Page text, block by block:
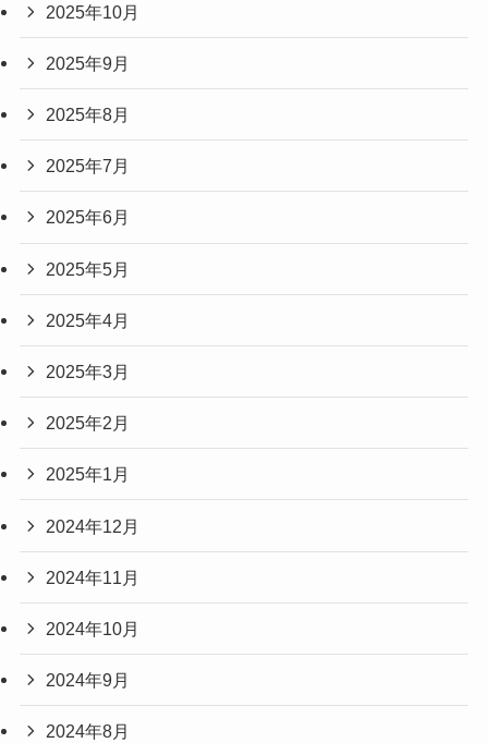
2025年10月
2025年9月
2025年8月
2025年7月
2025年6月
2025年5月
2025年4月
2025年3月
2025年2月
2025年1月
2024年12月
2024年11月
2024年10月
2024年9月
2024年8月